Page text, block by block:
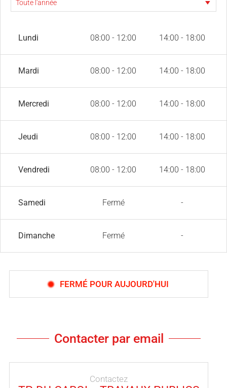
Lundi 08:00 - 12:00 14:00 - 18:00
Mardi 08:00 - 12:00 14:00 - 18:00
Mercredi 08:00 - 12:00 14:00 - 18:00
Jeudi 08:00 - 12:00 14:00 - 18:00
Vendredi 08:00 - 12:00 14:00 - 18:00
Samedi Fermé -
Dimanche Fermé -
FERMÉ POUR AUJOURD'HUI
Contacter par email
Contactez